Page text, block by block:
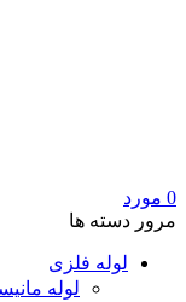
0 مورد
مرور دسته ها
لوله فلزی
لوله